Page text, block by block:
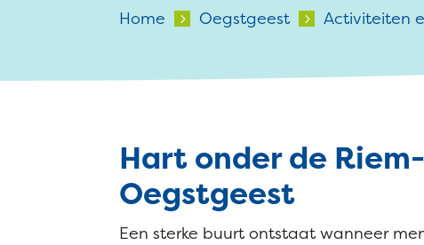
Home 5 Oegstgeest 5 Activiteiten
Hart onder de
Oegstgeest
Een sterke buurt ontstaat wanneer